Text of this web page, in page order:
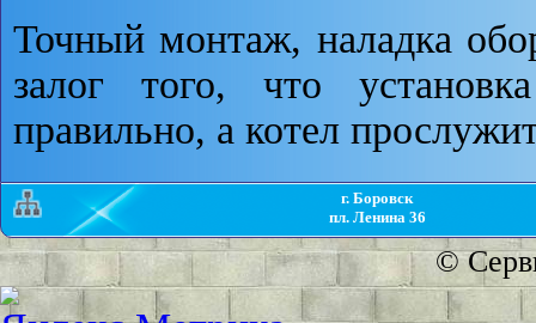
Точный монтаж, наладка
залог того, что
правильно, а котел
г. Боровск
пл. Ленина 36
©